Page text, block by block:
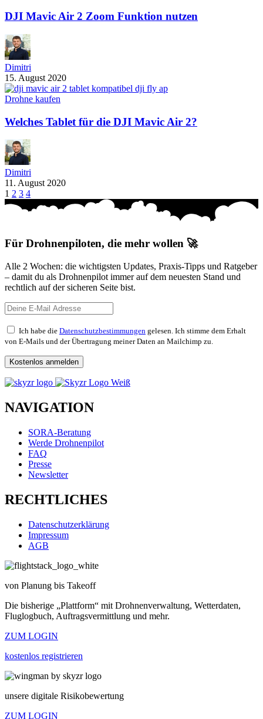
DJI Mavic Air 2 Zoom Funktion nutzen
Dimitri
15. August 2020
Drohne kaufen
Welches Tablet für die DJI Mavic Air 2?
Dimitri
11. August 2020
1 2 3 4
Für Drohnenpiloten, die mehr wollen 🚀
Alle 2 Wochen: die wichtigsten Updates, Praxis-Tipps und Ratgeber
– damit du als Drohnenpilot immer auf dem neuesten Stand und
rechtlich auf der sicheren Seite bist.
Ich habe die Datenschutzbestimmungen gelesen. Ich stimme dem Erhalt
von E-Mails und der Übertragung meiner Daten an Mailchimp zu.
NAVIGATION
SORA-Beratung
Werde Drohnenpilot
FAQ
Presse
Newsletter
RECHTLICHES
Datenschutzerklärung
Impressum
AGB
von Planung bis Takeoff
Die bisherige „Plattform“ mit Drohnenverwaltung, Wetterdaten,
Fluglogbuch, Auftragsvermittlung und mehr.
ZUM LOGIN
kostenlos registrieren
unsere digitale Risikobewertung
ZUM LOGIN